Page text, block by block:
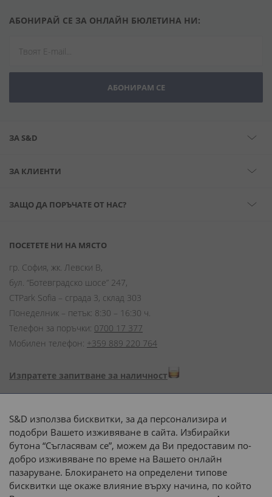
АБОНИРАЙ СЕ ЗА ОНЛАЙН БЮЛЕТИНА НИ:
АБОНИРАМ СЕ
ЗА S&D
ЗА КЛИЕНТИ
ЗАЩО ДА ПОРЪЧАТЕ ОТ НАС?
ПОСЕТЕТЕ НИ НА МЯСТО
гр. София, жк. Левски В,
бул. “Ботевградско шосе” 247,
CTPark Sofia – сграда 3, склад 303
Понеделник – петък: 8:30 – 16:30 ч.
Телефон за поръчки: 0700 17 377
Мобилен телефон: +359 889 220 764
Изпратете запитване за наличност
Начини на плащане:
Доставка до адрес с:
S&D използва бисквитки, за да персонализира и
подобри Вашето изживяване в сайта. Избирайки
бутона “Съгласявам се”, можем да Ви предоставим по-
добро изживяване по време на Вашето онлайн
пазаруване. Блокирането на определени типове
бисквитки ще окаже влияние върху начина, по който